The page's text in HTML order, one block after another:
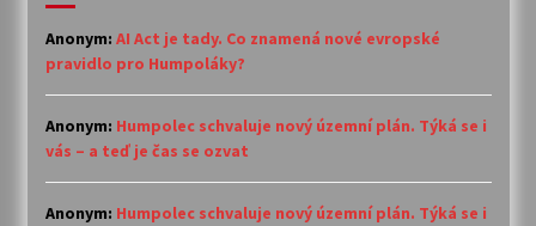
Anonym: AI Act je tady. Co znamená nové evropské
pravidlo pro Humpoláky?
Anonym: Humpolec schvaluje nový územní plán. Týká se i
vás – a teď je čas se ozvat
Anonym: Humpolec schvaluje nový územní plán. Týká se i